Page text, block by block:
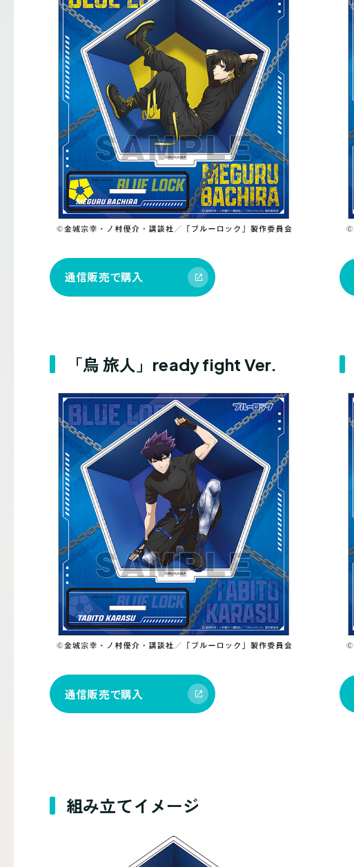
通信販売で購入
「烏 旅人」ready fight Ver.
通信販売で購入
組み立てイメージ